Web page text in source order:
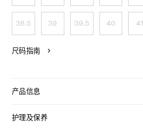
38.5 39 39.5 40 41
尺码指南
产品信息
100%牛皮革衬里
护理及保养